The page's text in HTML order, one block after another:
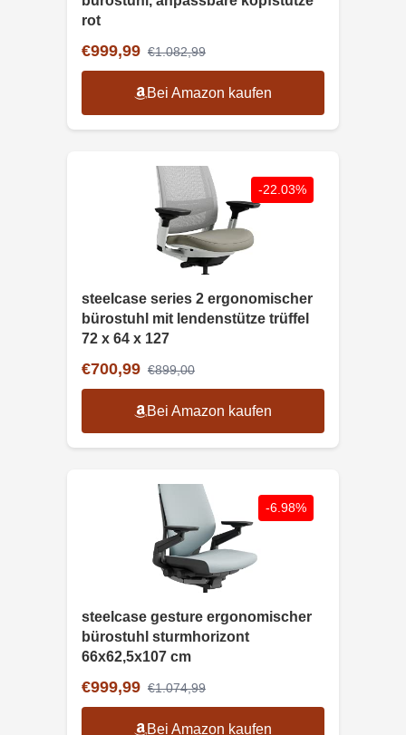
rot
€999,99 €1.082,99
Bei Amazon kaufen
-22.03%
steelcase series 2 ergonomischer
bürostuhl mit lendenstütze trüffel
72 x 64 x 127
€700,99 €899,00
Bei Amazon kaufen
-6.98%
steelcase gesture ergonomischer
bürostuhl sturmhorizont
66x62,5x107 cm
€999,99 €1.074,99
Bei Amazon kaufen